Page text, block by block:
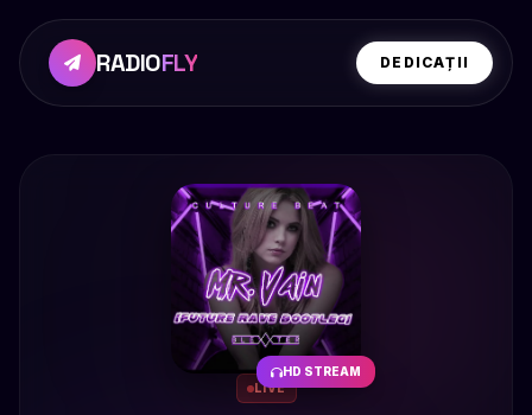
RADIOFLY DEDICAȚII
HD STREAM
LIVE